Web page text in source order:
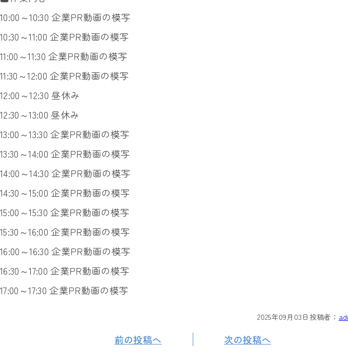
10:00～10:30 企業PR動画の模写
10:30～11:00 企業PR動画の模写
11:00～11:30 企業PR動画の模写
11:30～12:00 企業PR動画の模写
12:00～12:30 昼休み
12:30～13:00 昼休み
13:00～13:30 企業PR動画の模写
13:30～14:00 企業PR動画の模写
14:00～14:30 企業PR動画の模写
14:30～15:00 企業PR動画の模写
15:00～15:30 企業PR動画の模写
15:30～16:00 企業PR動画の模写
16:00～16:30 企業PR動画の模写
16:30～17:00 企業PR動画の模写
17:00～17:30 企業PR動画の模写
2025年09月03日 投稿者：
前の投稿へ 次の投稿へ